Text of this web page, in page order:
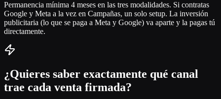
Permanencia mínima 4 meses en las tres modalidades. Si contratas
Google y Meta a la vez en Campañas, un solo setup. La inversión
publicitaria (lo que se paga a Meta y Google) va aparte y la pagas tú
directamente.
¿Quieres saber exactamente qué canal
trae cada venta firmada?